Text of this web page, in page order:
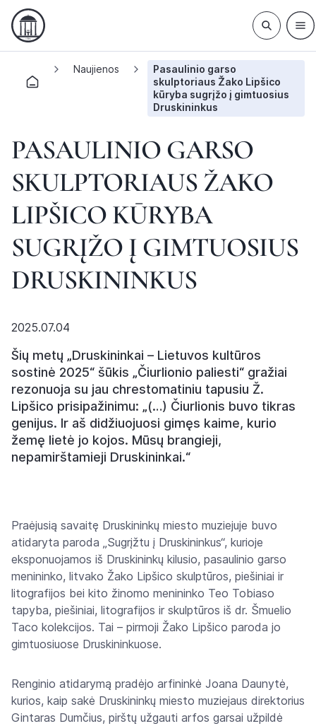
Naujienos
Pasaulinio garso
skulptoriaus Žako Lipšico
kūryba sugrįžo į gimtuosius
Druskininkus
PASAULINIO GARSO
SKULPTORIAUS ŽAKO
LIPŠICO KŪRYBA
SUGRĮŽO Į GIMTUOSIUS
DRUSKININKUS
2025.07.04
Šių metų „Druskininkai – Lietuvos kultūros
sostinė 2025“ šūkis „Čiurlionio paliesti“ gražiai
rezonuoja su jau chrestomatiniu tapusiu Ž.
Lipšico prisipažinimu: „(…) Čiurlionis buvo tikras
genijus. Ir aš didžiuojuosi gimęs kaime, kurio
žemę lietė jo kojos. Mūsų brangieji,
nepamirštamieji Druskininkai.“
Praėjusią savaitę Druskininkų miesto muziejuje buvo
atidaryta paroda „Sugrįžtu į Druskininkus“, kurioje
eksponuojamos iš Druskininkų kilusio, pasaulinio garso
menininko, litvako Žako Lipšico skulptūros, piešiniai ir
litografijos bei kito žinomo menininko Teo Tobiaso
tapyba, piešiniai, litografijos ir skulptūros iš dr. Šmuelio
Taco kolekcijos. Tai – pirmoji Žako Lipšico paroda jo
gimtuosiuose Druskininkuose.
Renginio atidarymą pradėjo arfininkė Joana Daunytė,
kurios, kaip sakė Druskininkų miesto muziejaus direktorius
Gintaras Dumčius, pirštų užgauti arfos garsai užpildė